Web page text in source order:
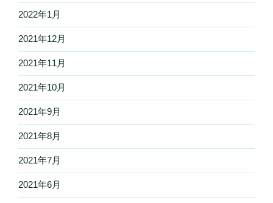
2022年1月
2021年12月
2021年11月
2021年10月
2021年9月
2021年8月
2021年7月
2021年6月